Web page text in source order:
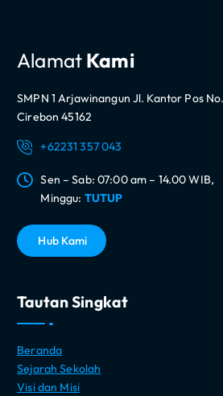
AlamatKami
SMPN 1 Arjawinangun Jl. Kantor Pos
Cirebon 45162
+62231 357 043
Sen – Sab: 07:00 am – 14.00 WIB,
Minggu: TUTUP
Hub Kami
Tautan Singkat
Beranda
Sejarah Sekolah
Visi dan Misi